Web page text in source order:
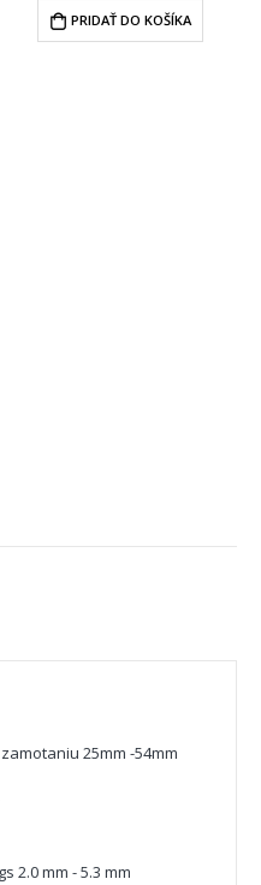
PRIDAŤ DO KOŠÍKA
25mm -54mm
2.0 mm - 5.3 mm